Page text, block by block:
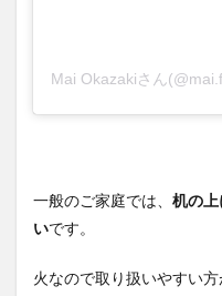
Mai Okazakiさん
一般のご家庭では、 机の
いです。
火なので取り扱いやすい方